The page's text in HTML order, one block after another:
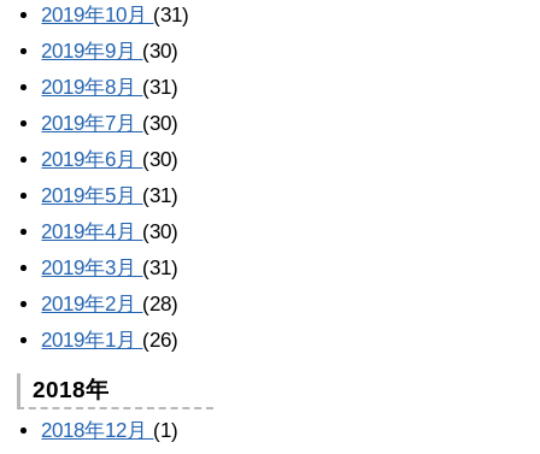
2019年10月 (31)
2019年9月 (30)
2019年8月 (31)
2019年7月 (30)
2019年6月 (30)
2019年5月 (31)
2019年4月 (30)
2019年3月 (31)
2019年2月 (28)
2019年1月 (26)
2018年
2018年12月 (1)